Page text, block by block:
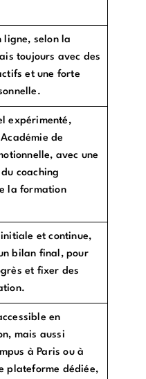
ligne, selon la
toujours avec des
et une forte
expérimenté,
de
avec une
coaching
la formation
et continue,
bilan final, pour
et fixer des
en
mais aussi
à Paris ou à
plateforme dédiée,